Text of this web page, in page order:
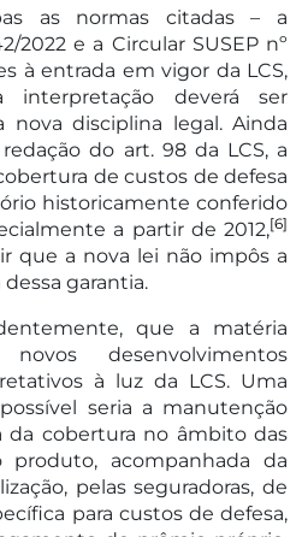
as normas citadas – a
2022 e a Circular SUSEP nº
à entrada em vigor da LCS,
interpretação deverá ser
nova disciplina legal. Ainda
do art. 98 da LCS, a
de custos de defesa
historicamente conferido
a partir de 2012,[6]
que a nova lei não impôs a
garantia.
que a matéria
desenvolvimentos
à luz da LCS. Uma
seria a manutenção
da cobertura no âmbito das
produto, acompanhada da
pelas seguradoras, de
para custos de defesa,